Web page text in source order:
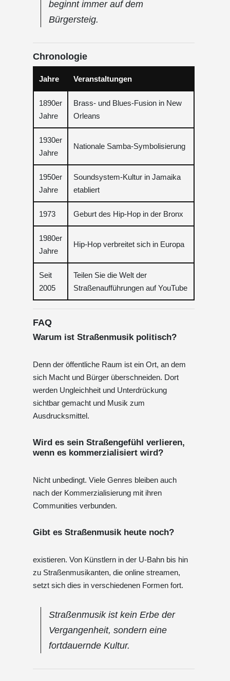
beginnt immer auf dem
Bürgersteig.
Chronologie
Jahre Veranstaltungen
1890er
Jahre
Brass- und Blues-Fusion in New
Orleans
1930er
Jahre
Nationale Samba-Symbolisierung
1950er
Jahre
Soundsystem-Kultur in Jamaika
etabliert
1973 Geburt des Hip-Hop in der Bronx
1980er
Jahre
Hip-Hop verbreitet sich in Europa
Seit
2005
Teilen Sie die Welt der
Straßenaufführungen auf YouTube
FAQ
Warum ist Straßenmusik politisch?
Denn der öffentliche Raum ist ein Ort, an dem
sich Macht und Bürger überschneiden. Dort
werden Ungleichheit und Unterdrückung
sichtbar gemacht und Musik zum
Ausdrucksmittel.
Wird es sein Straßengefühl verlieren,
wenn es kommerzialisiert wird?
Nicht unbedingt. Viele Genres bleiben auch
nach der Kommerzialisierung mit ihren
Communities verbunden.
Gibt es Straßenmusik heute noch?
existieren. Von Künstlern in der U-Bahn bis hin
zu Straßenmusikanten, die online streamen,
setzt sich dies in verschiedenen Formen fort.
Straßenmusik ist kein Erbe der
Vergangenheit, sondern eine
fortdauernde Kultur.